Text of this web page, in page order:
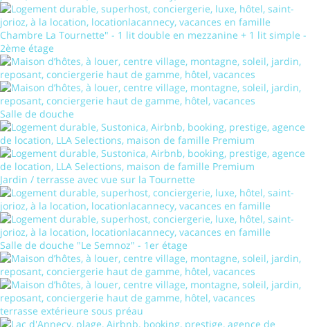
Chambre La Tournette" - 1 lit double en mezzanine + 1 lit simple -
2ème étage
Salle de douche
Jardin / terrasse avec vue sur la Tournette
Salle de douche "Le Semnoz" - 1er étage
terrasse extérieure sous préau